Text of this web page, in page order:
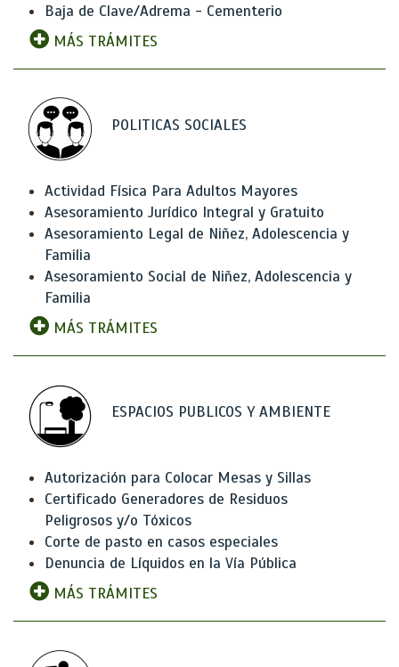
Baja de Clave/Adrema - Cementerio
MÁS TRÁMITES
POLITICAS SOCIALES
Actividad Física Para Adultos Mayores
Asesoramiento Jurídico Integral y Gratuito
Asesoramiento Legal de Niñez, Adolescencia y
Familia
Asesoramiento Social de Niñez, Adolescencia y
Familia
MÁS TRÁMITES
ESPACIOS PUBLICOS Y AMBIENTE
Autorización para Colocar Mesas y Sillas
Certificado Generadores de Residuos
Peligrosos y/o Tóxicos
Corte de pasto en casos especiales
Denuncia de Líquidos en la Vía Pública
MÁS TRÁMITES